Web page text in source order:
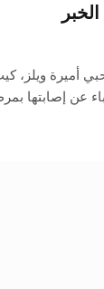
أميرة ويلز،
عن إصابتها